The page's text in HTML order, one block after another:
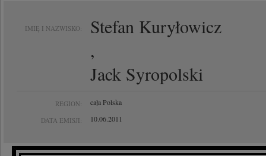
IMIĘ I NAZWISKO:
Stefan Kuryłowicz
,
Jack Syropolski
REGION: cała Polska
DATA EMISJI: 10.06.2011